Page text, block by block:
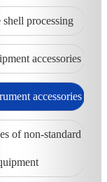
processing
accessories
accessories
of non-standard